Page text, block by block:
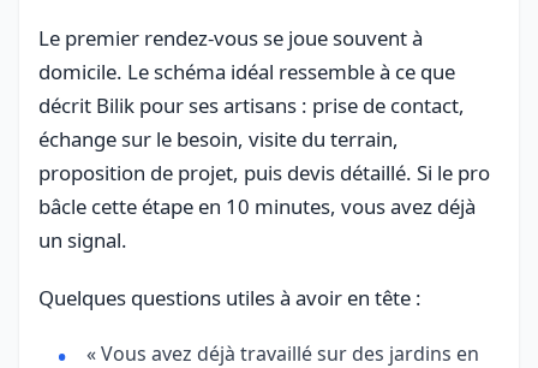
Le premier rendez-vous se joue souvent à
domicile. Le schéma idéal ressemble à ce que
décrit Bilik pour ses artisans : prise de contact,
échange sur le besoin, visite du terrain,
proposition de projet, puis devis détaillé. Si le pro
bâcle cette étape en 10 minutes, vous avez déjà
un signal.
Quelques questions utiles à avoir en tête :
« Vous avez déjà travaillé sur des jardins en